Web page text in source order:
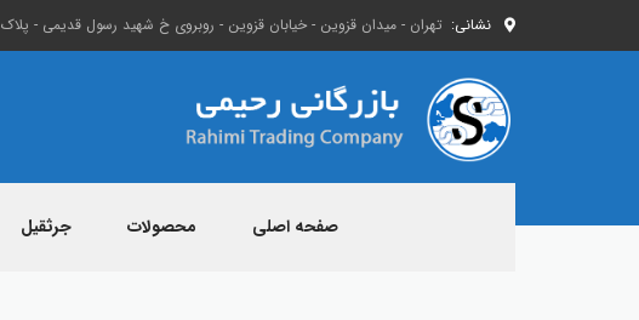
نشانی: تهران - میدان قزوین - خیابان قزوین - روبروی خ شهید رسول قدیمی - پلاک ۴۲۴
صفحه اصلی محصولات جرثقیل